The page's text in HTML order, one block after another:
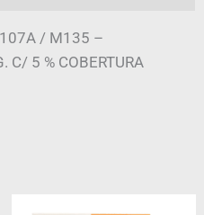
/ M135 –
C/ 5 % COBERTURA